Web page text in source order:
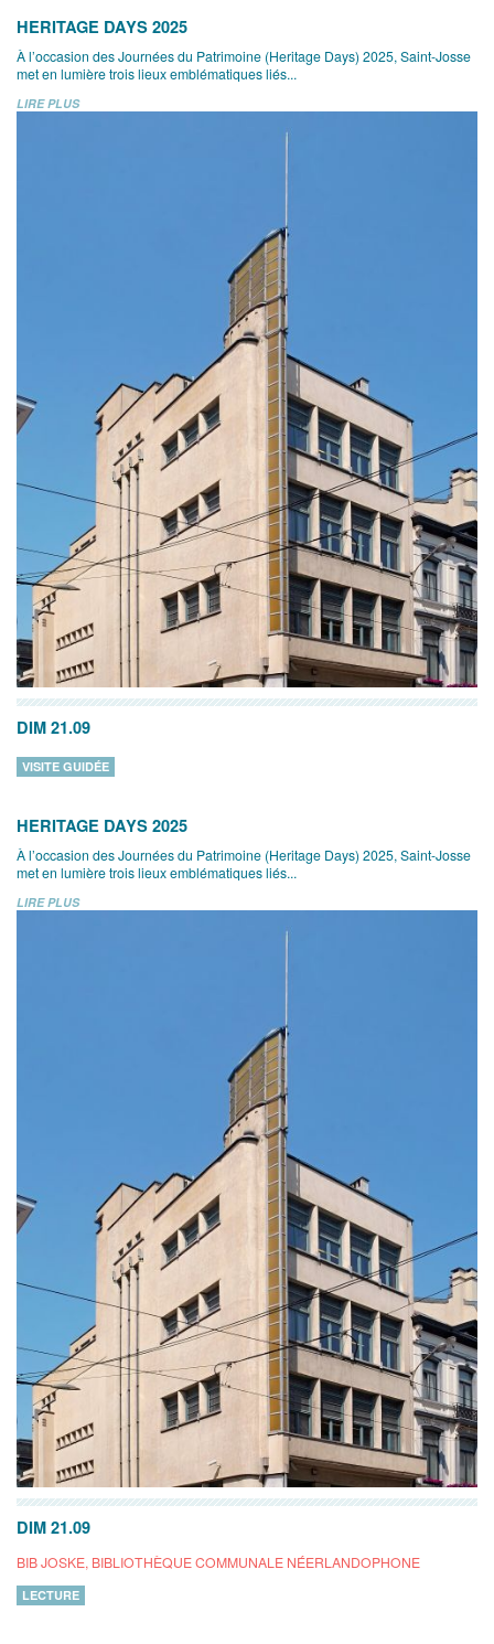
HERITAGE DAYS 2025
À l’occasion des Journées du Patrimoine (Heritage Days) 2025, Saint-Josse
met en lumière trois lieux emblématiques liés...
LIRE PLUS
DIM 21.09
VISITE GUIDÉE
HERITAGE DAYS 2025
À l’occasion des Journées du Patrimoine (Heritage Days) 2025, Saint-Josse
met en lumière trois lieux emblématiques liés...
LIRE PLUS
DIM 21.09
BIB JOSKE, BIBLIOTHÈQUE COMMUNALE NÉERLANDOPHONE
LECTURE